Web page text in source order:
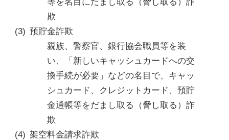
欺
預貯金詐欺
親族、警察官、銀行協会職員等を装
い、「新しいキャッシュカードへの交
換手続が必要」などの名目で、キャッ
シュカード、クレジットカード、預貯
金通帳等をだまし取る（脅し取る）詐
欺
架空料金請求詐欺